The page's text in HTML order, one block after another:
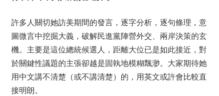
許多人關切她訪美期間的發言，逐字分析，逐句條理，意
圖微言中挖掘大義，破解民進黨陣營外交、兩岸決策的玄
機。主要是這位總統候選人，距離大位已是如此接近，對
於關鍵性議題的主張卻越是固執地模糊飄渺。大家期待她
用中文講不清楚（或不講清楚）的，用英文或許會比較直
接明朗。